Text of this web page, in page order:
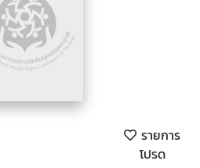
รายการ
โปรด